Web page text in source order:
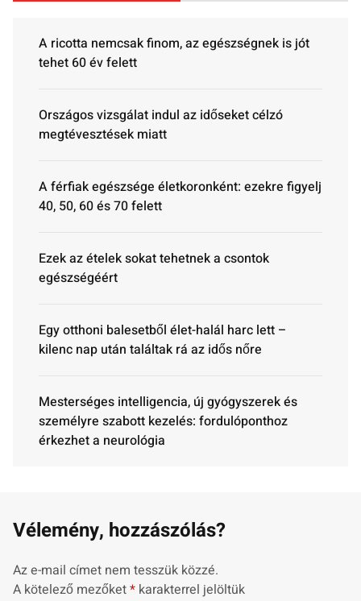
A ricotta nemcsak finom, az egészségnek is jót
tehet 60 év felett
Országos vizsgálat indul az időseket célzó
megtévesztések miatt
A férfiak egészsége életkoronként: ezekre figyelj
40, 50, 60 és 70 felett
Ezek az ételek sokat tehetnek a csontok
egészségéért
Egy otthoni balesetből élet-halál harc lett –
kilenc nap után találtak rá az idős nőre
Mesterséges intelligencia, új gyógyszerek és
személyre szabott kezelés: fordulóponthoz
érkezhet a neurológia
Vélemény, hozzászólás?
Az e-mail címet nem tesszük közzé.
A kötelező mezőket* karakterrel jelöltük